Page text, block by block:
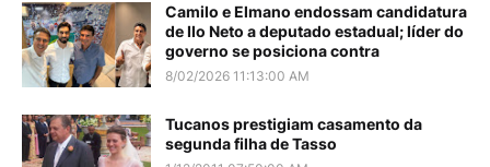
Camilo e Elmano endossam candidatura
de Ilo Neto a deputado estadual; líder do
governo se posiciona contra
8/02/2026 11:13:00 AM
Tucanos prestigiam casamento da
segunda filha de Tasso